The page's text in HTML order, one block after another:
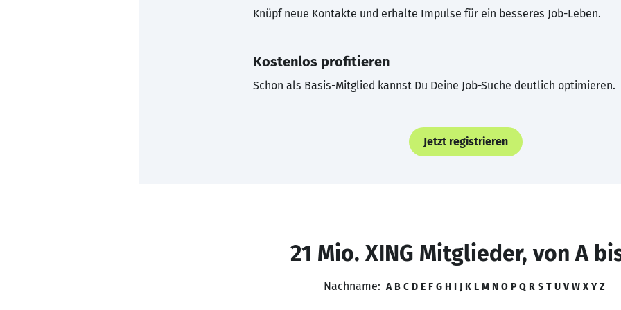
Knüpf neue Kontakte und erhalte Impulse für ein besseres Job-Leben.
Kostenlos profitieren
Schon als Basis-Mitglied kannst Du Deine Job-Suche deutlich optimieren.
Jetzt registrieren
21 Mio. XING Mitglieder, von A
Nachname: A B C D E F G H I J K L M N O P Q R S T U V W X Y Z